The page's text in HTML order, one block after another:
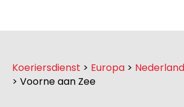
Koeriersdienst > Europa > Nederland
> Voorne aan Zee